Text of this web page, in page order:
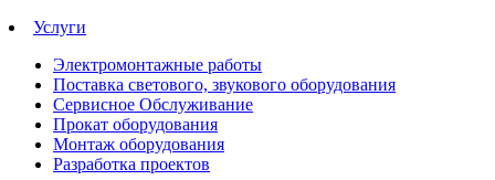
Услуги
Электромонтажные работы
Поставка светового, звукового оборудования
Сервисное Обслуживание
Прокат оборудования
Монтаж оборудования
Разработка проектов